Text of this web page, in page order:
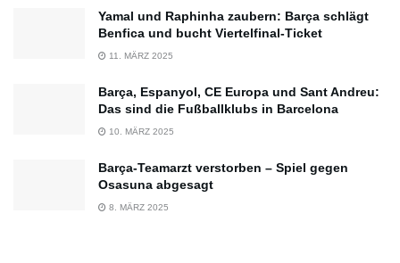
Yamal und Raphinha zaubern: Barça schlägt
Benfica und bucht Viertelfinal-Ticket
11. MÄRZ 2025
Barça, Espanyol, CE Europa und Sant Andreu:
Das sind die Fußballklubs in Barcelona
10. MÄRZ 2025
Barça-Teamarzt verstorben – Spiel gegen
Osasuna abgesagt
8. MÄRZ 2025